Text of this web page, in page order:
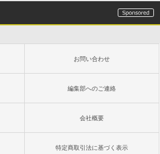
お問い合わせ
編集部へのご連絡
会社概要
特定商取引法に基づく表示